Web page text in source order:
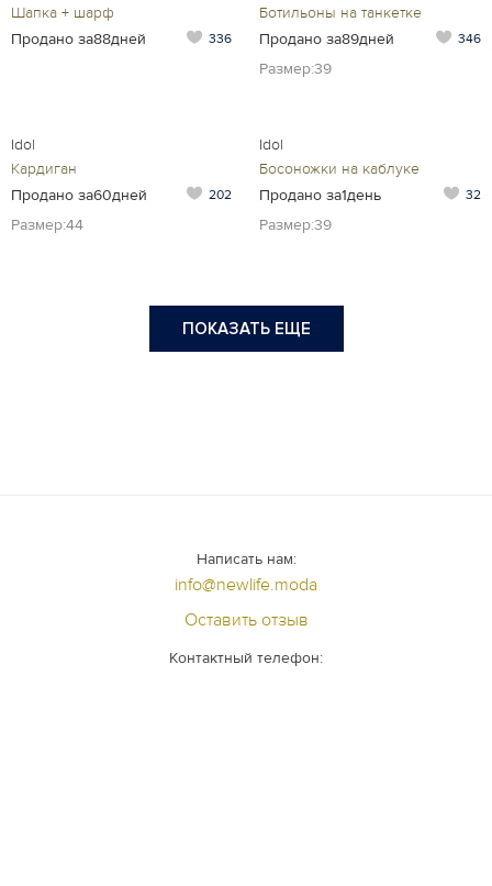
Шапка + шарф
Продано за88дней
336
Ботильоны на танкетке
Продано за89дней
346
Размер:39
Idol
Кардиган
Продано за60дней
202
Размер:44
Idol
Босоножки на каблуке
Продано за1день
32
Размер:39
ПОКАЗАТЬ ЕЩЕ
Написать нам:
info@newlife.moda
Оставить отзыв
Контактный телефон: